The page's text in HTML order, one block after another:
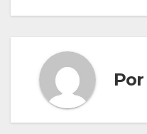
Por